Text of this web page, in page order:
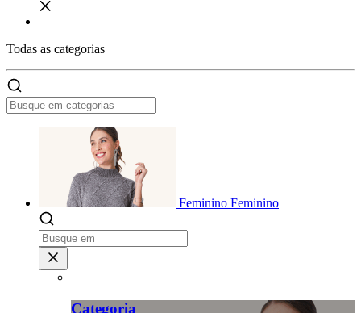
Todas as categorias
Feminino Feminino
Categoria